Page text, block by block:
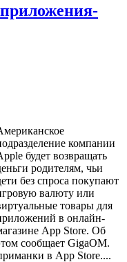
компании
будет возвращать
родителям, чьи
без спроса покупают
валюту или
товары для
в онлайн-
App Store. Об
сообщает GigaOM.
в App Store....